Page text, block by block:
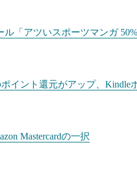
ル「アツいスポーツマンガ
イント還元がアップ、Kindle
Mastercardの一択